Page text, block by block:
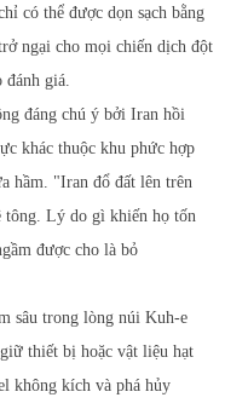
có thể được dọn sạch bằng
ngại cho mọi chiến dịch đột
đánh giá.
đáng chú ý bởi Iran hồi
khác thuộc khu phức hợp
hầm. "Iran đổ đất lên trên
tông. Lý do gì khiến họ tốn
được cho là bỏ
sâu trong lòng núi Kuh-e
thiết bị hoặc vật liệu hạt
không kích và phá hủy